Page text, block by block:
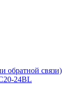
обратной связи)
24BL